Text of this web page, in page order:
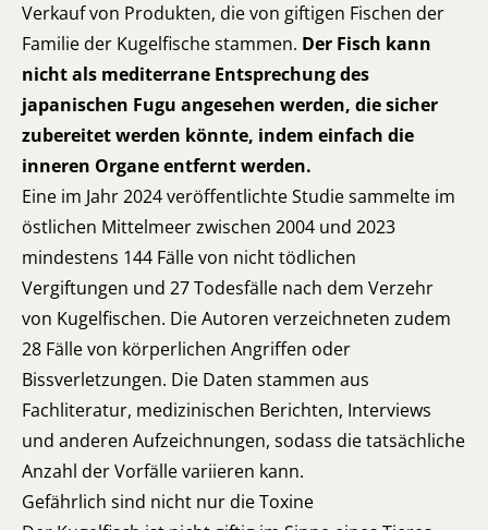
Verkauf von Produkten, die von giftigen Fischen der
Familie der Kugelfische stammen. Der Fisch kann
nicht als mediterrane Entsprechung des
japanischen Fugu angesehen werden, die sicher
zubereitet werden könnte, indem einfach die
inneren Organe entfernt werden.
Eine im Jahr 2024 veröffentlichte Studie sammelte im
östlichen Mittelmeer zwischen 2004 und 2023
mindestens 144 Fälle von nicht tödlichen
Vergiftungen und 27 Todesfälle nach dem Verzehr
von Kugelfischen. Die Autoren verzeichneten zudem
28 Fälle von körperlichen Angriffen oder
Bissverletzungen. Die Daten stammen aus
Fachliteratur, medizinischen Berichten, Interviews
und anderen Aufzeichnungen, sodass die tatsächliche
Anzahl der Vorfälle variieren kann.
Gefährlich sind nicht nur die Toxine